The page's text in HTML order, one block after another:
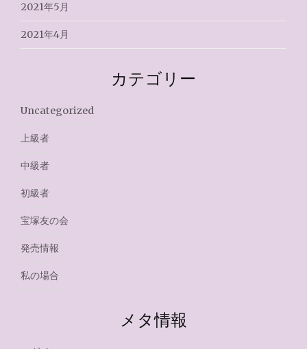
2021年5月
2021年4月
カテゴリー
Uncategorized
上級者
中級者
初級者
宝塚友の会
発売情報
私の場合
メタ情報